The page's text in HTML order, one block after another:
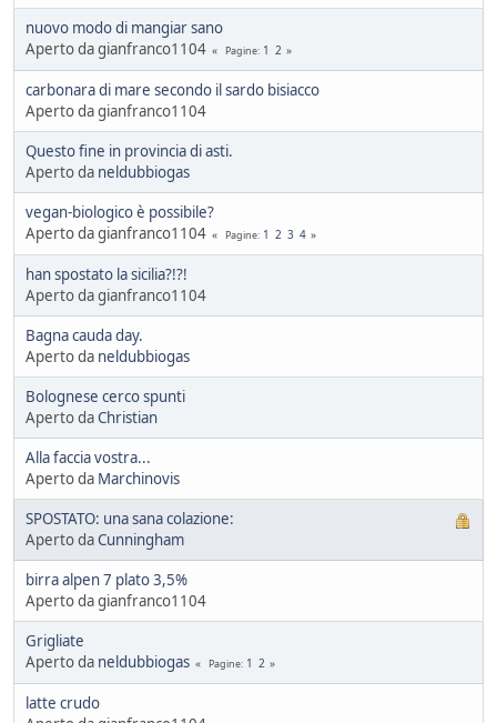
nuovo modo di mangiar sano
Aperto da gianfranco1104
Pagine 1 2
carbonara di mare secondo il sardo bisiacco
Aperto da gianfranco1104
Questo fine in provincia di asti.
Aperto da neldubbiogas
vegan-biologico è possibile?
Aperto da gianfranco1104
Pagine 1 2 3 4
han spostato la sicilia?!?!
Aperto da gianfranco1104
Bagna cauda day.
Aperto da neldubbiogas
Bolognese cerco spunti
Aperto daChristian
Alla faccia vostra...
Aperto da Marchinovis
SPOSTATO: una sana colazione:
Aperto daCunningham
birra alpen 7 plato 3,5%
Aperto da gianfranco1104
Grigliate
Aperto da neldubbiogas Pagine 1 2
latte crudo